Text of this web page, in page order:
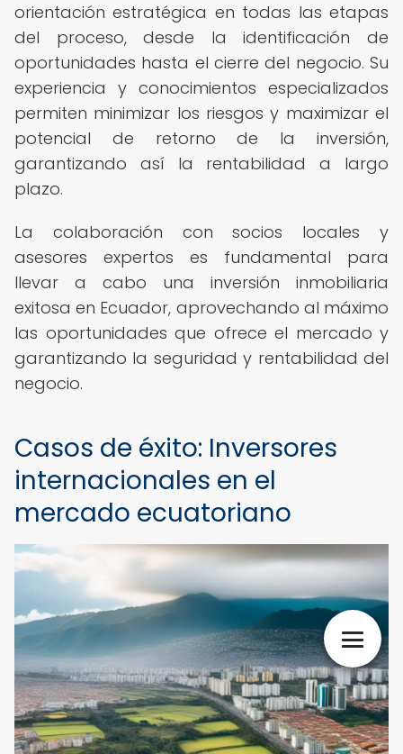
orientación estratégica en todas las etapas
del proceso, desde la identificación de
oportunidades hasta el cierre del negocio. Su
experiencia y conocimientos especializados
permiten minimizar los riesgos y maximizar el
potencial de retorno de la inversión,
garantizando así la rentabilidad a largo
plazo.
La colaboración con socios locales y
asesores expertos es fundamental para
llevar a cabo una inversión inmobiliaria
exitosa en Ecuador, aprovechando al máximo
las oportunidades que ofrece el mercado y
garantizando la seguridad y rentabilidad del
negocio.
Casos de éxito: Inversores
internacionales en el
mercado ecuatoriano